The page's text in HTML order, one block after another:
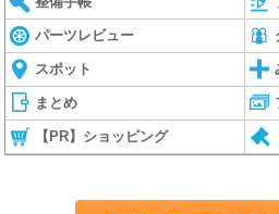
パーツレビュー
スポット
まとめ
【PR】ショッピング